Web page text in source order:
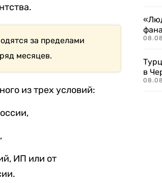
за пределами
месяцев.
из трех условий:
ИП или от
в